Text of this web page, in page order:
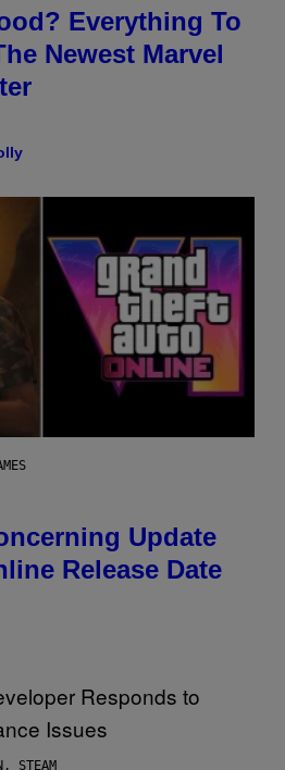
Everything To
Newest Marvel
Update
Release Date
STEAM